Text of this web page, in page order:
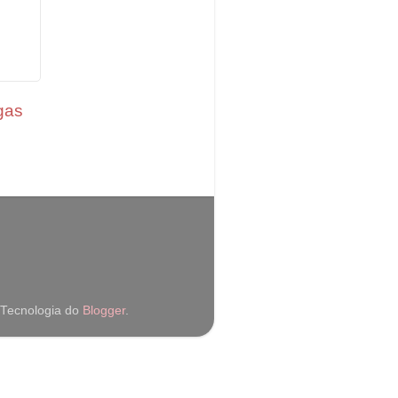
do Blogger.